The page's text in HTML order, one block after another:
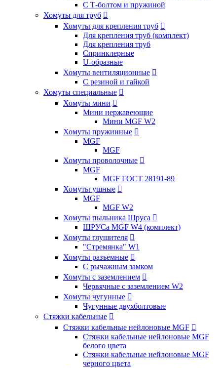
С Т-болтом и пружиной
Хомуты для труб 
Хомуты для крепления труб 
Для крепления труб (комплект)
Для крепления труб
Спринклерные
U-образные
Хомуты вентиляционные 
С резиной и гайкой
Хомуты специальные 
Хомуты мини 
Мини нержавеющие
Мини MGF W2
Хомуты пружинные 
MGF
MGF
Хомуты проволочные 
MGF
MGF ГОСТ 28191-89
Хомуты ушные 
MGF
MGF W2
Хомуты пыльника Шруса 
ШРУСа MGF W4 (комплект)
Хомуты глушителя 
"Стремянка" W1
Хомуты разъемные 
С рычажным замком
Хомуты с заземлением 
Червячные с заземлением W2
Хомуты чугунные 
Чугунные двухболтовые
Стяжки кабельные 
Стяжки кабельные нейлоновые MGF 
Стяжки кабельные нейлоновые MGF
белого цвета
Стяжки кабельные нейлоновые MGF
черного цвета